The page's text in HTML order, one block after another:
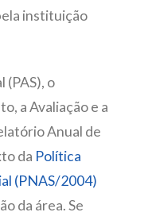
instituição
(PAS), o
a Avaliação e a
Anual de
da Política
(PNAS/2004)
da área. Se